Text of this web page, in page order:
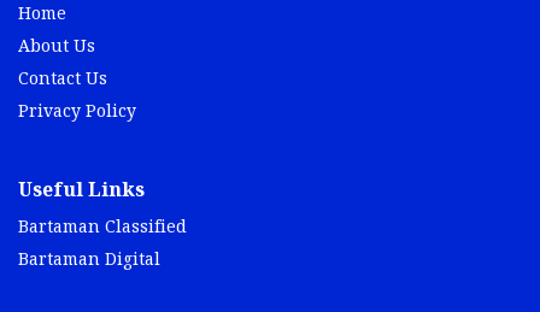
Home
About Us
Contact Us
Privacy Policy
Useful Links
Bartaman Classified
Bartaman Digital